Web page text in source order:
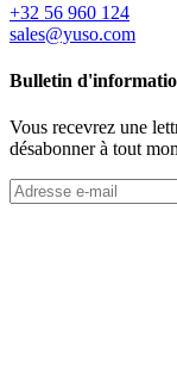
+32 56 960 124
sales@yuso.com
Bulletin
Vous recevrez une
désabonner à tout